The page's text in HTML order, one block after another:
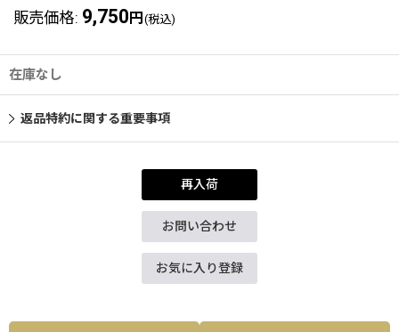
販売価格: 9,750 円 (税込)
在庫なし
返品特約に関する重要事項
再入荷
お問い合わせ
お気に入り登録